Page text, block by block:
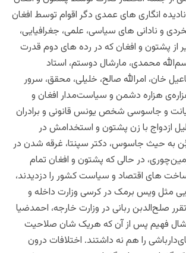
انگاری های عمدی دگر اقوام توسط افغان
و نادانی های سیاسی، علمی، جغرافیایی،
پشتون و افغان که در رده های دوم قدرت
محمدی، مارشال دوستم، استاد
خان، امرالله صالح، خلیلی، محقق، سرور
هزاره دشمن و سیاست‌مدار افغان و
و جاسوسی شخص یونس قانونی و برادران
ازدواج با زن پشتون ‌و استخدامش در
به حیث جاسوس، دکتر سپنتا، غرقه شدن در
در حالی که پشتون و افغان تمام
های اقتصاد و سیاست کشور را دزدیدند،
مثل ویس برمک در کرسی وزارت داخله و
صلح‌الدبن ربانی در وزارت خارجه، احمدضیا
فهیم پس از آن که هریک شان صلاحیت
را هم نه داشتند. اختلافات درون